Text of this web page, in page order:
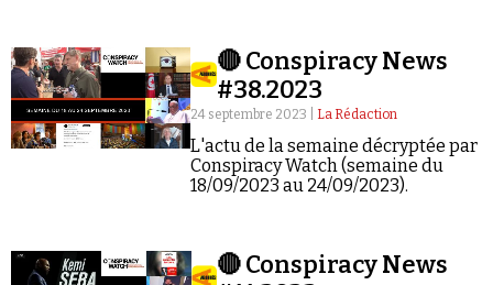
Se connecter
🔴 Conspiracy News
#38.2023
24 septembre 2023 | La Rédaction
L'actu de la semaine décryptée par
Conspiracy Watch (semaine du
18/09/2023 au 24/09/2023).
🔴 Conspiracy News